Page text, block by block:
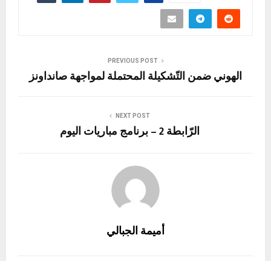
PREVIOUS POST
الهوني ضمن التّشكيلة المحتملة لمواجهة صانداونز
NEXT POST
الرّابطة 2 – برنامج مباريات اليوم
أميمة الجبالي